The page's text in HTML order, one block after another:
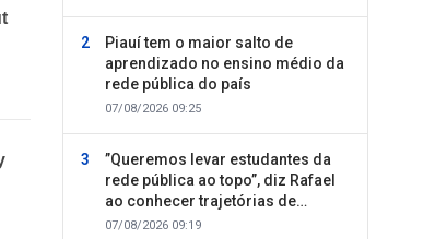
Piauí tem o maior salto de
aprendizado no ensino médio da
rede pública do país
07/08/2026 09:25
”Queremos levar estudantes da
rede pública ao topo”, diz Rafael
ao conhecer trajetórias de
sucesso
07/08/2026 09:19